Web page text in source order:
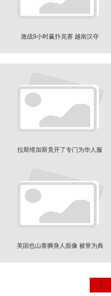
激战9小时赢扑克赛 越南汉夺
拉斯维加斯竟开了专门为华人服
美国也山寨狮身人面像 被誉为典
1